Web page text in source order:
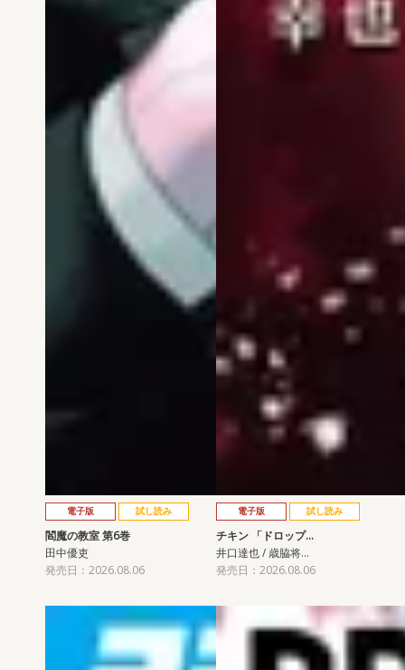
電子版 試し読み
閻魔の教室 第6巻
田中優吏
発売日：2026.08.06
電子版 試し読み
チキン 「ドロップ…
井口達也 / 歳脇将…
発売日：2026.08.06